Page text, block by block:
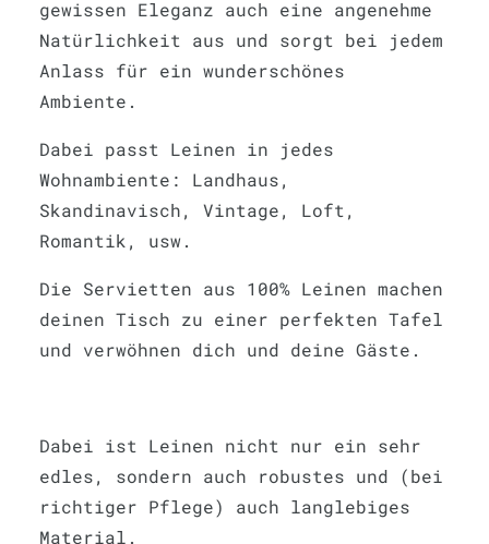
gewissen Eleganz auch eine angenehme
Natürlichkeit aus und sorgt bei jedem
Anlass für ein wunderschönes
Ambiente.
Dabei passt Leinen in jedes
Wohnambiente: Landhaus,
Skandinavisch, Vintage, Loft,
Romantik, usw.
Die Servietten aus 100% Leinen machen
deinen Tisch zu einer perfekten Tafel
und verwöhnen dich und deine Gäste.
Dabei ist Leinen nicht nur ein sehr
edles, sondern auch robustes und (bei
richtiger Pflege) auch langlebiges
Material.